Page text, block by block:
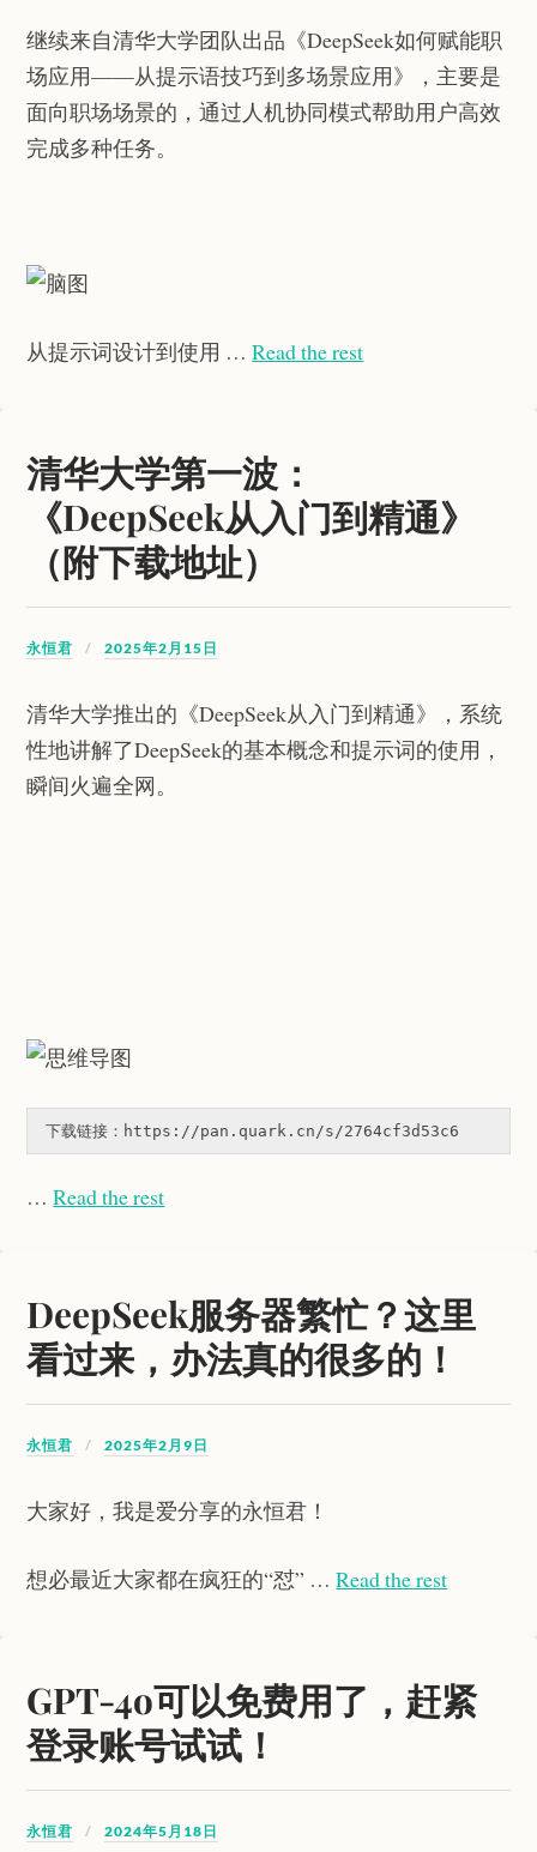
继续来自清华大学团队出品《DeepSeek如何赋能职
场应用——从提示语技巧到多场景应用》，主要是
面向职场场景的，通过人机协同模式帮助用户高效
完成多种任务。
从提示词设计到使用 …Read the rest
清华大学第一波：
《DeepSeek从入门到精通》
（附下载地址）
永恒君 2025年2月15日
清华大学推出的《DeepSeek从入门到精通》，系统
性地讲解了DeepSeek的基本概念和提示词的使用，
瞬间火遍全网。
下载链接：https://pan.quark.cn/s/2764cf3d53c6
…Read the rest
DeepSeek服务器繁忙？这里
看过来，办法真的很多的！
永恒君 2025年2月9日
大家好，我是爱分享的永恒君！
想必最近大家都在疯狂的“怼” …Read the rest
GPT-4o可以免费用了，赶紧
登录账号试试！
永恒君 2024年5月18日